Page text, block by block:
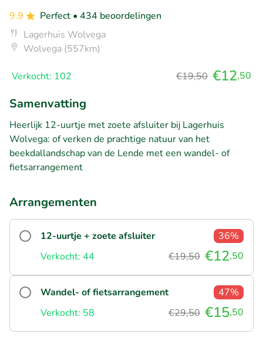
9.9 Perfect • 434 beoordelingen
Lagerhuis Wolvega
Wolvega (557km)
Verkocht: 102 €19,50 €12,50
Samenvatting
Heerlijk 12-uurtje met zoete afsluiter bij Lagerhuis
Wolvega: of verken de prachtige natuur van het
beekdallandschap van de Lende met een wandel- of
fietsarrangement
Arrangementen
12-uurtje + zoete afsluiter
36%
Verkocht: 44
€19,50 €12,50
Wandel- of fietsarrangement
47%
Verkocht: 58
€29,50 €15,50